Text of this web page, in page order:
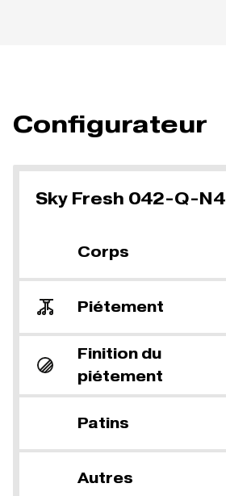
Configurateur
Sky Fresh 042-Q-N4
Corps
Piétement
Finition du
piétement
Patins
Autres